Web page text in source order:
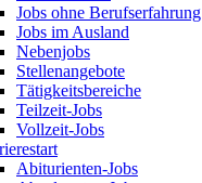
Jobs ohne Berufserfahrung
Jobs im Ausland
Nebenjobs
Stellenangebote
Tätigkeitsbereiche
Teilzeit-Jobs
Vollzeit-Jobs
Abiturienten-Jobs